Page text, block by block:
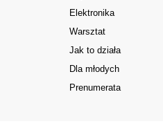
Elektronika
Warsztat
Jak to działa
Dla młodych
Prenumerata